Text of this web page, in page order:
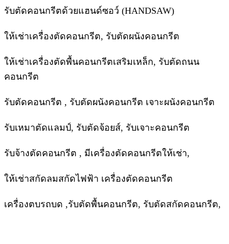
รับตัดคอนกรีตด้วยแฮนด์ซอว์ (HANDSAW)
ให้เช่าเครื่องตัดคอนกรีต, รับตัดผนังคอนกรีต
ให้เช่าเครื่องตัดพื้นคอนกรีตเสริมเหล็ก, รับตัดถนน
คอนกรีต
รับตัดคอนกรีต , รับตัดผนังคอนกรีต เจาะผนังคอนกรีต
รับเหมาตัดแลมป์, รับตัดจ้อยส์, รับเจาะคอนกรีต
รับจ้างตัดคอนกรีต , มีเครื่องตัดคอนกรีตให้เช่า,
ให้เช่าสกัดลมสกัดไฟฟ้า เครื่องตัดคอนกรีต
เครื่องตบรถบด ,รับตัดพื้นคอนกรีต, รับตัดสกัดคอนกรีต,